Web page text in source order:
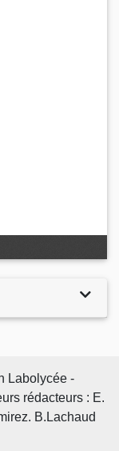
Labolycée -
rédacteurs : E.
B.Lachaud